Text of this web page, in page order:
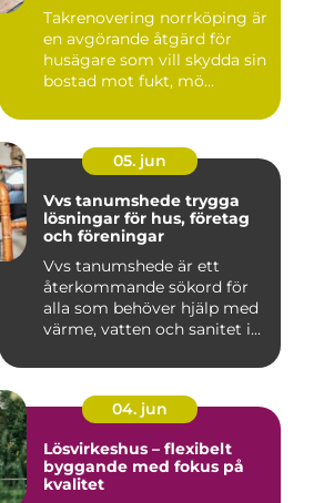
Takrenovering norrköping är
en avgörande åtgärd för
husägare som vill skydda sin
bostad mot fukt, mö...
05. jun
Vvs tanumshede trygga
lösningar för hus, företag
och föreningar
Vvs tanumshede är ett
återkommande sökord för
alla som behöver hjälp med
värme, vatten och sanitet i...
04. jun
Lösvirkeshus – flexibelt
byggande med fokus på
kvalitet